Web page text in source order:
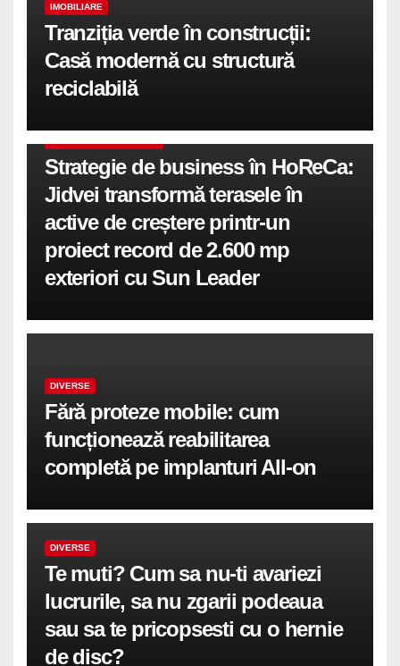
IMOBILIARE
Tranziția verde în construcții:
Casă modernă cu structură
reciclabilă
Strategie de business în HoReCa:
Jidvei transformă terasele în
active de creștere printr-un
proiect record de 2.600 mp
exteriori cu Sun Leader
DIVERSE
Fără proteze mobile: cum
funcționează reabilitarea
completă pe implanturi All-on
DIVERSE
Te muti? Cum sa nu-ti avariezi
lucrurile, sa nu zgarii podeaua
sau sa te pricopsesti cu o hernie
de disc?